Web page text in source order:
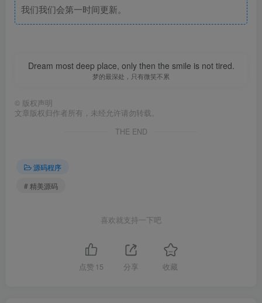
我们我们会第一时间更新。
Dream most deep place, only then the smile is not tired.
梦的最深处，只有微笑不累
© 版权声明
文章版权归作者所有，未经允许请勿转载。
THE END
源码程序
# 精美源码
喜欢就支持一下吧
点赞 15 分享 收藏